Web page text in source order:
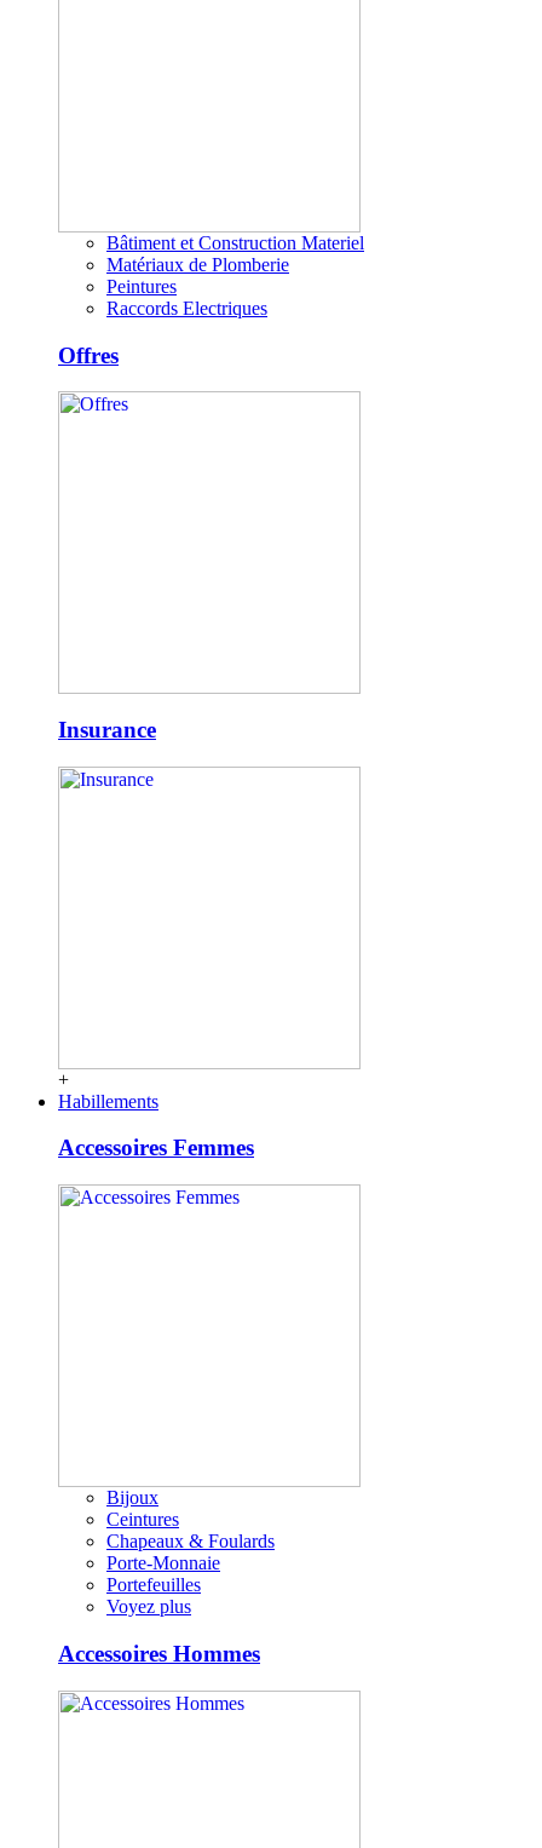
Bâtiment et Construction Materiel
Matériaux de Plomberie
Peintures
Raccords Electriques
Offres
Insurance
+
Habillements
Accessoires Femmes
Bijoux
Ceintures
Chapeaux & Foulards
Porte-Monnaie
Portefeuilles
Voyez plus
Accessoires Hommes